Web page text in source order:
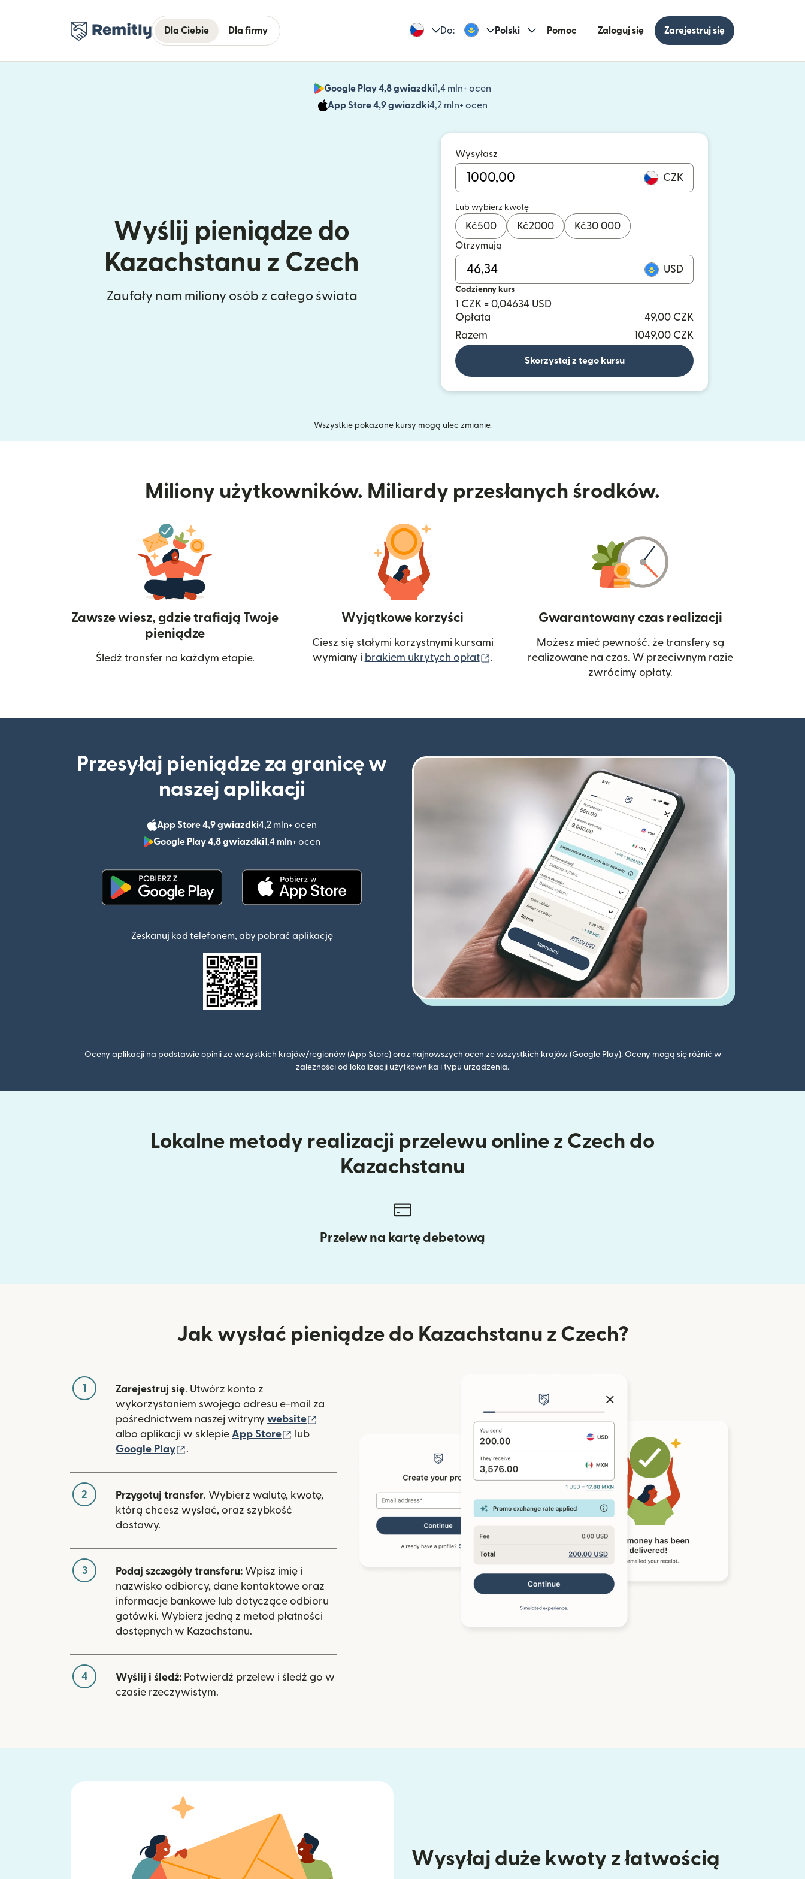
Dla Ciebie Dla firmy Do: Polski Pomoc Zaloguj się Zarejestruj się
Google Play 4,8 gwiazdki1,4 mln+ ocen
(otwiera się w nowym oknie)
App Store 4,9 gwiazdki4,2 mln+ ocen
(otwiera się w nowym oknie)
Wyślij pieniądze do
Kazachstanu z Czech
Zaufały nam miliony osób z całego świata
Wysyłasz
CZK
Lub wybierz kwotę
Kč500 Kč2000 Kč30 000
Otrzymują
USD
Codzienny kurs
1 CZK = 0,04634 USD
Opłata
49,00 CZK
Razem
1049,00 CZK
Skorzystaj z tego kursu
Wszystkie pokazane kursy mogą ulec zmianie.
Miliony użytkowników. Miliardy przesłanych środków.
Zawsze wiesz, gdzie trafiają Twoje
pieniądze
Śledź transfer na każdym etapie.
Wyjątkowe korzyści
Ciesz się stałymi korzystnymi kursami
wymiany i brakiem ukrytych opłat (otwiera się w nowym oknie)
.
Gwarantowany czas realizacji
Możesz mieć pewność, że transfery są
realizowane na czas. W przeciwnym razie
zwrócimy opłaty.
Przesyłaj pieniądze za granicę w
naszej aplikacji
App Store 4,9 gwiazdki4,2 mln+ ocen
(otwiera się w nowym oknie)
Google Play 4,8 gwiazdki1,4 mln+ ocen
(otwiera się w nowym oknie)
Zeskanuj kod telefonem, aby pobrać aplikację
Oceny aplikacji na podstawie opinii ze wszystkich krajów/regionów (App Store) oraz najnowszych ocen ze wszystkich krajów (Google Play). Oceny mogą się różnić w
zależności od lokalizacji użytkownika i typu urządzenia.
Lokalne metody realizacji przelewu online z Czech do
Kazachstanu
Przelew na kartę debetową
Jak wysłać pieniądze do Kazachstanu z Czech?
1 Zarejestruj się. Utwórz konto z
wykorzystaniem swojego adresu e-mail za
pośrednictwem naszej witryny website
albo aplikacji w sklepie App Store (otwiera się w nowym oknie)
lub
Google Play
.
2 Przygotuj transfer. Wybierz walutę, kwotę,
którą chcesz wysłać, oraz szybkość
dostawy.
3 Podaj szczegóły transferu: Wpisz imię i
nazwisko odbiorcy, dane kontaktowe oraz
informacje bankowe lub dotyczące odbioru
gotówki. Wybierz jedną z metod płatności
dostępnych w Kazachstanu.
4 Wyślij i śledź: Potwierdź przelew i śledź go w
czasie rzeczywistym.
Wysyłaj duże kwoty z łatwością